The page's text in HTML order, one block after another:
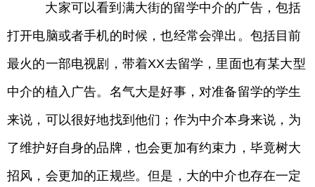
大家可以看到满大街的留学中介的广告，包括
打开电脑或者手机的时候，也经常会弹出。包括目前
最火的一部电视剧，带着XX去留学，里面也有某大型
中介的植入广告。名气大是好事，对准备留学的学生
来说，可以很好地找到他们；作为中介本身来说，为
了维护好自身的品牌，也会更加有约束力，毕竟树大
招风，会更加的正规些。但是，大的中介也存在一定